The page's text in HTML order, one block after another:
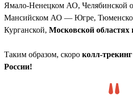
Ямало-Ненецком АО, Челябинской
Мансийском АО — Югре,
Курганской, Московской областях
Таким образом, скоро колл-трекинг
России!